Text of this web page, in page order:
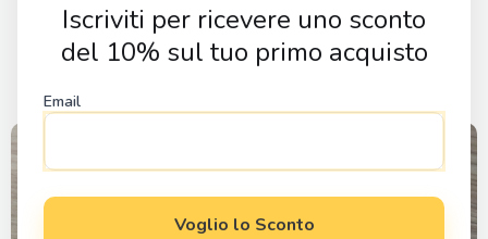
Regali per Nerd
Iscriviti per ricevere uno sconto
del 10% sul tuo primo acquisto
Email
Voglio lo Sconto